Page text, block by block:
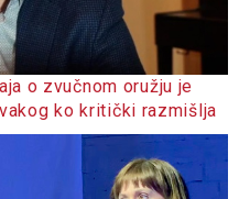
o zvučnom oružju je
ko kritički razmišlja